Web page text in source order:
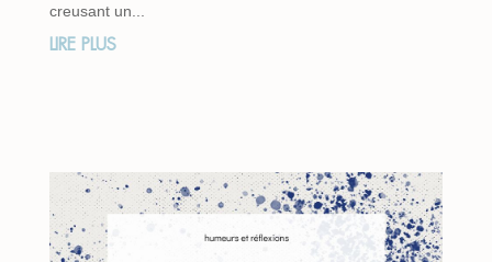
creusant un...
LIRE PLUS